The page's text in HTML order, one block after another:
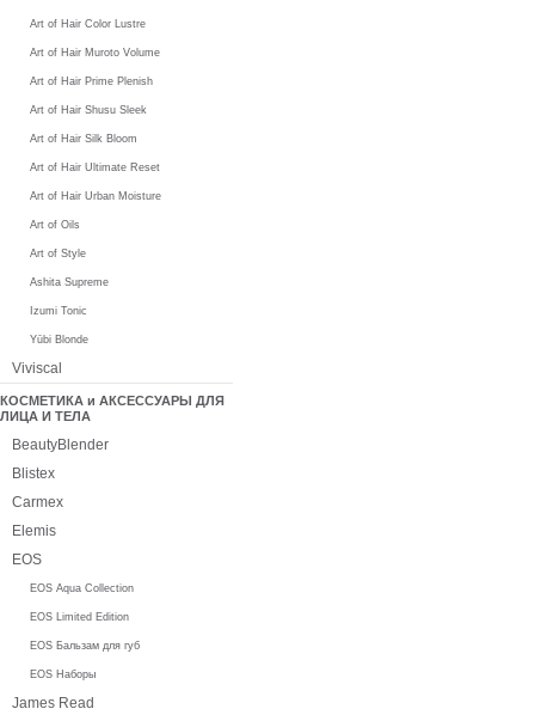
Art of Hair Color Lustre
Art of Hair Muroto Volume
Art of Hair Prime Plenish
Art of Hair Shusu Sleek
Art of Hair Silk Bloom
Art of Hair Ultimate Reset
Art of Hair Urban Moisture
Art of Oils
Art of Style
Ashita Supreme
Izumi Tonic
Yūbi Blonde
Viviscal
КОСМЕТИКА и АКСЕССУАРЫ ДЛЯ
ЛИЦА И ТЕЛА
BeautyBlender
Blistex
Carmex
Elemis
EOS
EOS Aqua Collection
EOS Limited Edition
EOS Бальзам для губ
EOS Наборы
James Read